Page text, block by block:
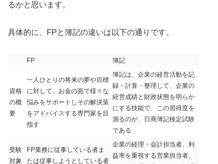
るかと思います。
具体的に、FPと簿記の違いは以下の通りです。
FP 簿記
資格
の概
要
一人ひとりの将来の夢や目標
に対して、お金の面で様々な
悩みをサポートしその解決策
をアドバイスする専門家を目
指す
簿記は、企業の経営活動を記
録・計算・整理して、企業の
経営成績と財政状態を明らか
にする技能で、この習得度を
測るのが、日商簿記検定試験
である
受験
対象
FP業務に従事している者ま
たは従事しようとしている者
企業の経理・会計担当者、利
益率を重視する営業担当者、